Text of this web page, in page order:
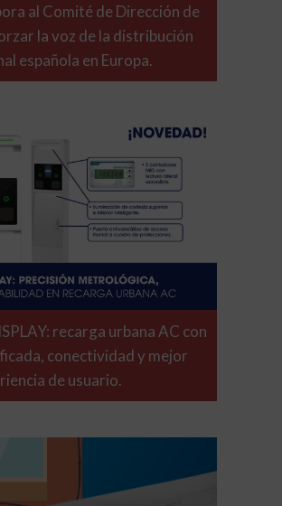
al Comité de Dirección de
la voz de la distribución
española en Europa.
recarga urbana AC con
conectividad y mejor
de usuario.